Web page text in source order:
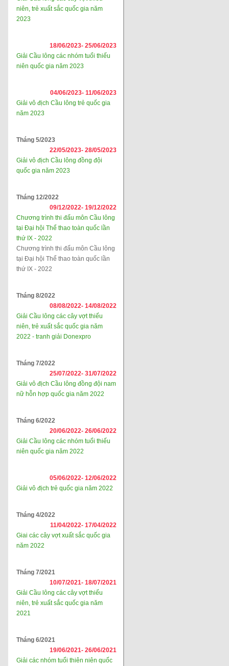
niên, trẻ xuất sắc quốc gia năm
2023
18/06/2023- 25/06/2023
Giải Cầu lông các nhóm tuổi thiếu
niên quốc gia năm 2023
04/06/2023- 11/06/2023
Giải vô địch Cầu lông trẻ quốc gia
năm 2023
Tháng 5/2023
22/05/2023- 28/05/2023
Giải vô địch Cầu lông đồng đội
quốc gia năm 2023
Tháng 12/2022
09/12/2022- 19/12/2022
Chương trình thi đấu môn Cầu lông
tại Đại hội Thể thao toàn quốc lần
thứ IX - 2022
Chương trình thi đấu môn Cầu lông
tại Đại hội Thể thao toàn quốc lần
thứ IX - 2022
Tháng 8/2022
08/08/2022- 14/08/2022
Giải Cầu lông các cây vợt thiếu
niên, trẻ xuất sắc quốc gia năm
2022 - tranh giải Donexpro
Tháng 7/2022
25/07/2022- 31/07/2022
Giải vô địch Cầu lông đồng đội nam
nữ hỗn hợp quốc gia năm 2022
Tháng 6/2022
20/06/2022- 26/06/2022
Giải Cầu lông các nhóm tuổi thiếu
niên quốc gia năm 2022
05/06/2022- 12/06/2022
Giải vô địch trẻ quốc gia năm 2022
Tháng 4/2022
11/04/2022- 17/04/2022
Giai các cây vợt xuất sắc quốc gia
năm 2022
Tháng 7/2021
10/07/2021- 18/07/2021
Giải Cầu lông các cây vợt thiếu
niên, trẻ xuất sắc quốc gia năm
2021
Tháng 6/2021
19/06/2021- 26/06/2021
Giải các nhóm tuổi thiên niên quốc